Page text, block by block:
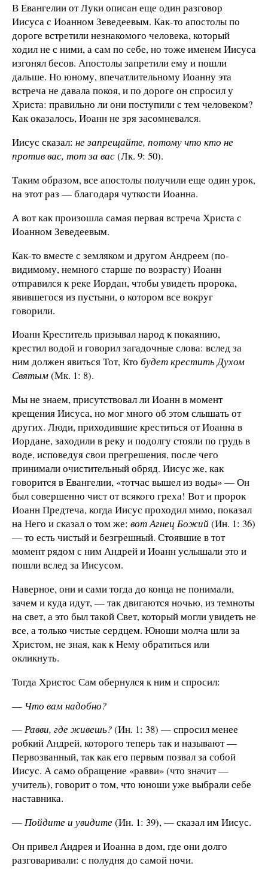
В Евангелии от Луки описан еще один разговор
Иисуса с Иоанном Зеведеевым. Как-то апостолы по
дороге встретили незнакомого человека, который
ходил не с ними, а сам по себе, но тоже именем Иисуса
изгонял бесов. Апостолы запретили ему и пошли
дальше. Но юному, впечатлительному Иоанну эта
встреча не давала покоя, и по дороге он спросил у
Христа: правильно ли они поступили с тем человеком?
Как оказалось, Иоанн не зря засомневался.
Иисус сказал: не запрещайте, потому что кто не
против вас, тот за вас(Лк. 9: 50).
Таким образом, все апостолы получили еще один урок,
на этот раз — благодаря чуткости Иоанна.
А вот как произошла самая первая встреча Христа с
Иоанном Зеведеевым.
Как-то вместе с земляком и другом Андреем (по-
видимому, немного старше по возрасту) Иоанн
отправился к реке Иордан, чтобы увидеть пророка,
явившегося из пустыни, о котором все вокруг
говорили.
Иоанн Креститель призывал народ к покаянию,
крестил водой и говорил загадочные слова: вслед за
ним должен явиться Тот, Кто будет крестить Духом
Святым(Мк. 1: 8).
Мы не знаем, присутствовал ли Иоанн в момент
крещения Иисуса, но мог много об этом слышать от
других. Люди, приходившие креститься от Иоанна в
Иордане, заходили в реку и подолгу стояли по грудь в
воде, исповедуя свои прегрешения, после чего
принимали очистительный обряд. Иисус же, как
говорится в Евангелии, «тотчас вышел из воды» — Он
был совершенно чист от всякого греха! Вот и пророк
Иоанн Предтеча, когда Иисус проходил мимо, показал
на Него и сказал о том же: вот Агнец Божий(Ин. 1: 36)
— то есть чистый и безгрешный. Стоявшие в тот
момент рядом с ним Андрей и Иоанн услышали это и
пошли вслед за Иисусом.
Наверное, они и сами тогда до конца не понимали,
зачем и куда идут, — так двигаются ночью, из темноты
на свет, а это был такой Свет, который могли увидеть не
все, а только чистые сердцем. Юноши молча шли за
Христом, не зная, как к Нему обратиться или
окликнуть.
Тогда Христос Сам обернулся к ним и спросил:
— Что вам надобно?
—Равви, где живешь?(Ин. 1: 38) — спросил менее
робкий Андрей, которого теперь так и называют —
Первозванный, так как его первым позвал за собой
Иисус. А само обращение «равви» (что значит —
учитель), говорит о том, что юноши уже выбрали себе
наставника.
—Пойдите и увидите(Ин. 1: 39), — сказал им Иисус.
Он привел Андрея и Иоанна в дом, где они долго
разговаривали: с полудня до самой ночи.